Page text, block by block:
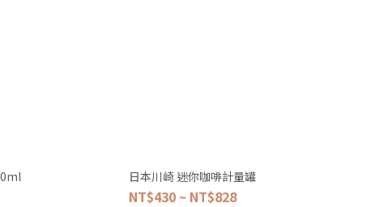
日本川崎 迷你咖啡計量罐
NT$430 ~ NT$828